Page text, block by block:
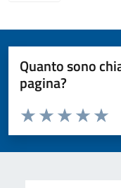
Quanto sono
pagina?
Valuta da 1 a 5 stelle la
Valuta 4
Valuta 3
Valuta 2 stelle
Valuta 1 stelle su 5